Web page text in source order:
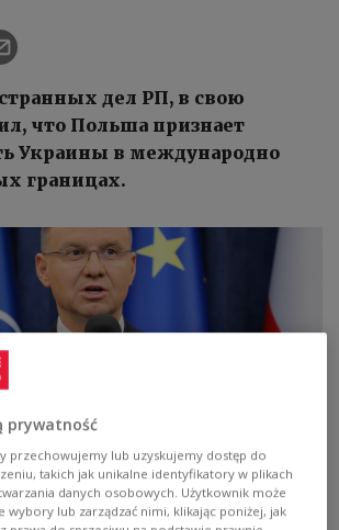
дел РП, в свою
что Польша признает
Украины в международно
границах.
Дуда. PAP/Paweł Supernak
prywatność
przechowujemy lub uzyskujemy dostęp do
takich jak unikalne identyfikatory w plikach
danych osobowych. Użytkownik może
wybory lub zarządzać nimi, klikając poniżej, jak